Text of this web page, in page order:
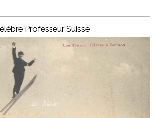
Professeur Suisse